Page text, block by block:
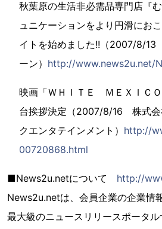
秋葉原の生活非必需品専門店『
ュニケーションをより円滑にお
イトを始めました!!（2007/8/13
ーン） http://www.news2u.net/
映画「ＷＨＩＴＥ ＭＥＸＩＣ
台挨拶決定（2007/8/16 株式会
クエンタテインメント） http://
00720868.html
■News2u.netについて http://
News2u.netは、会員企業の企業情
最大級のニュースリリースポータル